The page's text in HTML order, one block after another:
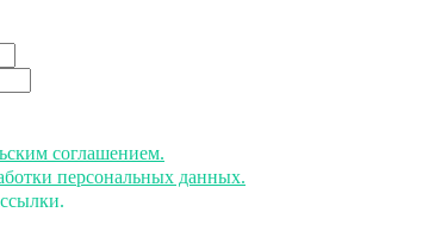
соглашением.
персональных данных.